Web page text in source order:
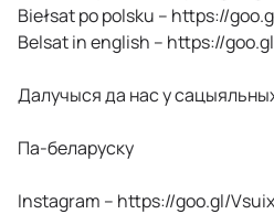
Biełsat po polsku – https://
Belsat in english – https://
Далучыся да нас у
Па-беларуску
Instagram – https://goo.gl/